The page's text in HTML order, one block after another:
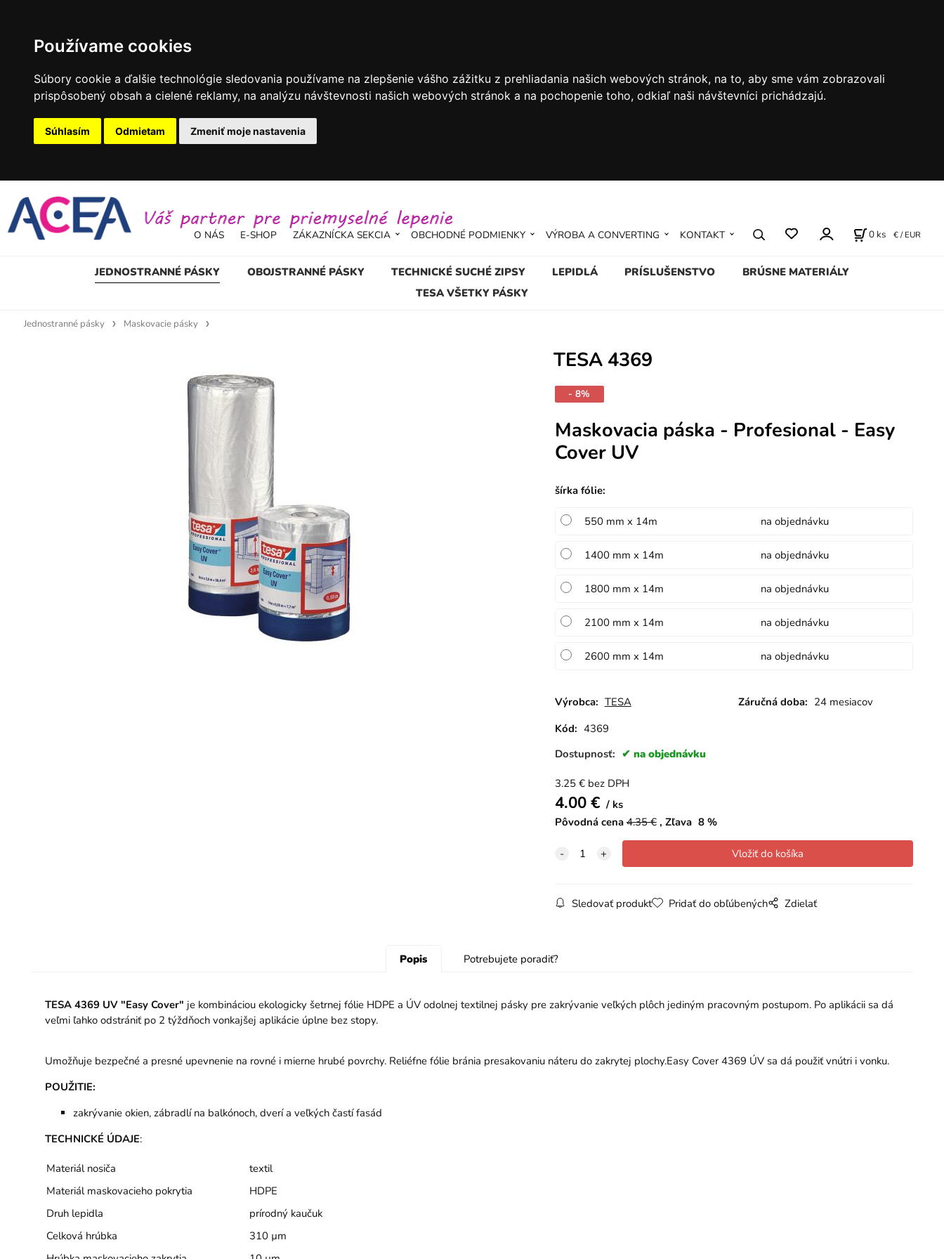
Používame cookies
Súbory cookie a ďalšie technológie sledovania používame na zlepšenie vášho zážitku z prehliadania našich webových stránok, na to, aby sme vám zobrazovali
prispôsobený obsah a cielené reklamy, na analýzu návštevnosti našich webových stránok a na pochopenie toho, odkiaľ naši návštevníci prichádzajú.
Súhlasím Odmietam Zmeniť moje nastavenia
JEDNOSTRANNÉ PÁSKY OBOJSTRANNÉ PÁSKY TECHNICKÉ SUCHÉ ZIPSY LEPIDLÁ PRÍSLUŠENSTVO
BRÚSNE MATERIÁLY
TESA VŠETKY PÁSKY
O NÁS E-SHOP ZÁKAZNÍCKA SEKCIA OBCHODNÉ PODMIENKY VÝROBA A CONVERTING KONTAKT 0 ks € / EUR
Jednostranné pásky Maskovacie pásky
TESA 4369
- 8%
Maskovacia páska - Profesional - Easy
Cover UV
šírka fólie:
550 mm x 14m na objednávku
1400 mm x 14m na objednávku
1800 mm x 14m na objednávku
2100 mm x 14m na objednávku
2600 mm x 14m na objednávku
Výrobca: TESA Záručná doba: 24 mesiacov
Kód: 4369
Dostupnosť:
na objednávku
3.25€ bez DPH
4.00€
ks
Pôvodná cena 4.35€ Zľava 8%
Sledovať produkt Pridať do obľúbených Zdielať
Popis Potrebujete poradiť?
TESA 4369 UV "Easy Cover" je kombináciou ekologicky šetrnej fólie HDPE a ÚV odolnej textilnej pásky pre zakrývanie veľkých plôch jediným pracovným postupom. Po aplikácii sa dá
veľmi ľahko odstrániť po 2 týždňoch vonkajšej aplikácie úplne bez stopy.
Umožňuje bezpečné a presné upevnenie na rovné i mierne hrubé povrchy. Reliéfne fólie bránia presakovaniu náteru do zakrytej plochy.Easy Cover 4369 ÚV sa dá použiť vnútri i vonku.
POUŽITIE:
zakrývanie okien, zábradlí na balkónoch, dverí a veľkých častí fasád
TECHNICKÉ ÚDAJE:
Materiál nosiča
textil
Materiál maskovacieho pokrytia
HDPE
Druh lepidla
prírodný kaučuk
Celková hrúbka
310 µm